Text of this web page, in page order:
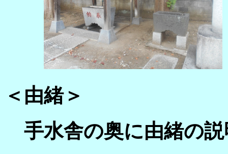
＜由緒＞
手水舎の奥に由緒の